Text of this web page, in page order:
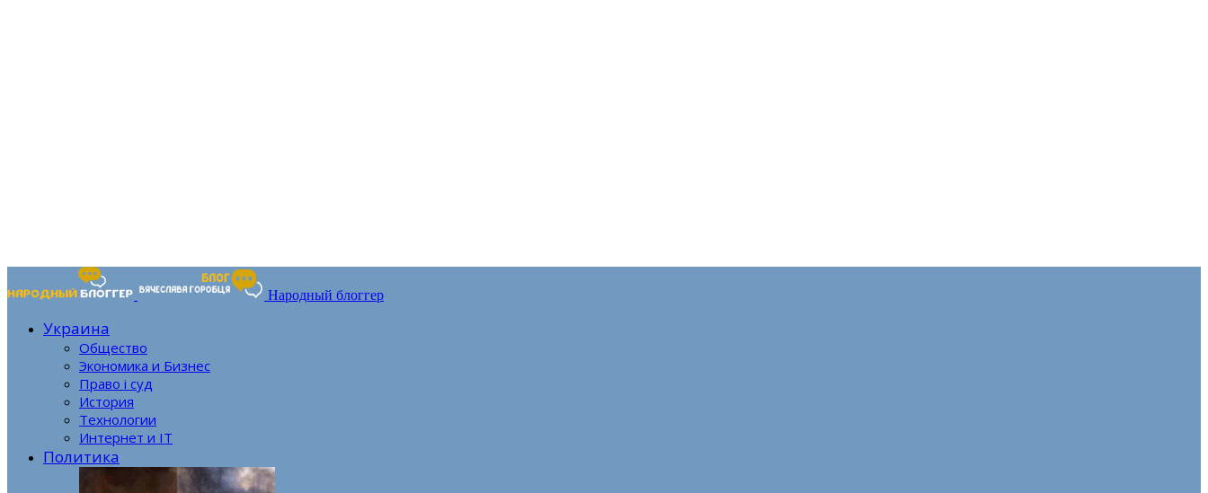
Народный блоггер
Украина
Общество
Экономика и Бизнес
Право і суд
История
Технологии
Интернет и IT
Политика